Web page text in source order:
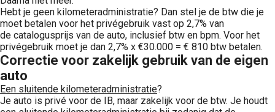
Hebt je geen kilometeradministratie? Dan stel je de btw die je
moet betalen voor het privégebruik vast op 2,7% van
de catalogusprijs van de auto, inclusief btw en bpm. Voor het
privégebruik moet je dan 2,7% x €30.000 = € 810 btw betalen.
Correctie voor zakelijk gebruik van de eigen
auto
Een sluitende kilometeradministratie?
Je auto is privé voor de IB, maar zakelijk voor de btw. Je houdt